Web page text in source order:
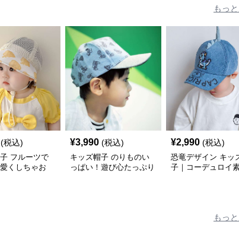
もっ
(税込)
フルーツで
くしちゃお
¥3,990 (税込)
キッズ帽子 のりものい
っぱい！遊び心たっぷり
¥2,990 (税込)
恐竜デザイン キッ
子｜コーデュロイ
もっ